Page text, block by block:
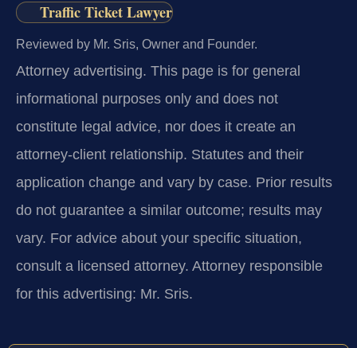
Traffic Ticket Lawyer
Reviewed by Mr. Sris, Owner and Founder.
Attorney advertising. This page is for general
informational purposes only and does not
constitute legal advice, nor does it create an
attorney-client relationship. Statutes and their
application change and vary by case. Prior results
do not guarantee a similar outcome; results may
vary. For advice about your specific situation,
consult a licensed attorney. Attorney responsible
for this advertising: Mr. Sris.